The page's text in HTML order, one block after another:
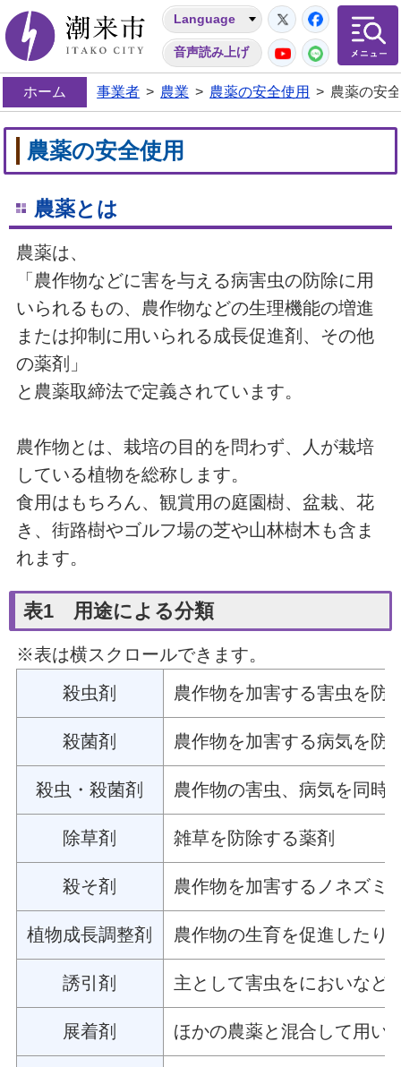
潮来市
Language
音声読み上げ
Twitter
YouTube
LINE
ホーム 事業者 > 農業 > 農薬の安全使用 > 農薬の安
農薬の安全使用
農薬とは
農薬は、
「農作物などに害を与える病害虫の防除に用
いられるもの、農作物などの生理機能の増進
または抑制に用いられる成長促進剤、その他
の薬剤」
と農薬取締法で定義されています。
農作物とは、栽培の目的を問わず、
人が栽培
している植物を総称します。
食用はもちろん、観賞用の庭園樹、盆栽、花
き、街路樹やゴルフ場の芝や山林樹木も含ま
れます。
表1 用途による分類
※表は横スクロールできます。
殺虫剤
農作物を加害する害虫を防
殺菌剤 農作物を加害する病気を防
殺虫・殺菌剤 農作物の害虫、病気を同時
除草剤 雑草を防除する薬剤
殺そ剤 農作物を加害するノネズミ
植物成長調整剤 農作物の生育を促進したり
誘引剤 主として害虫をにおいなど
展着剤 ほかの農薬と混合して用い